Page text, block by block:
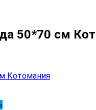
50*70 см